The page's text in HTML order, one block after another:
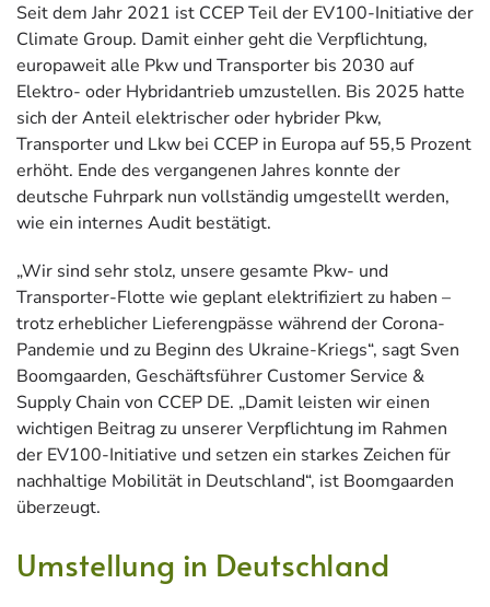
Seit dem Jahr 2021 ist CCEP Teil der EV100-Initiative der
Climate Group. Damit einher geht die Verpflichtung,
europaweit alle Pkw und Transporter bis 2030 auf
Elektro- oder Hybridantrieb umzustellen. Bis 2025 hatte
sich der Anteil elektrischer oder hybrider Pkw,
Transporter und Lkw bei CCEP in Europa auf 55,5 Prozent
erhöht. Ende des vergangenen Jahres konnte der
deutsche Fuhrpark nun vollständig umgestellt werden,
wie ein internes Audit bestätigt.
„Wir sind sehr stolz, unsere gesamte Pkw- und
Transporter-Flotte wie geplant elektrifiziert zu haben –
trotz erheblicher Lieferengpässe während der Corona-
Pandemie und zu Beginn des Ukraine-Kriegs“, sagt Sven
Boomgaarden, Geschäftsführer Customer Service &
Supply Chain von CCEP DE. „Damit leisten wir einen
wichtigen Beitrag zu unserer Verpflichtung im Rahmen
der EV100-Initiative und setzen ein starkes Zeichen für
nachhaltige Mobilität in Deutschland“, ist Boomgaarden
überzeugt.
Umstellung in Deutschland